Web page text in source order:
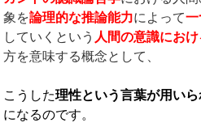
象を論理的な推論能力によって
していくという 人間の意識にお
方を意味する概念として、
こうした理性という言葉が用い
になるのです。